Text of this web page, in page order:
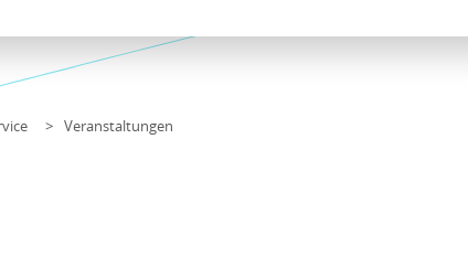
Veranstaltungen